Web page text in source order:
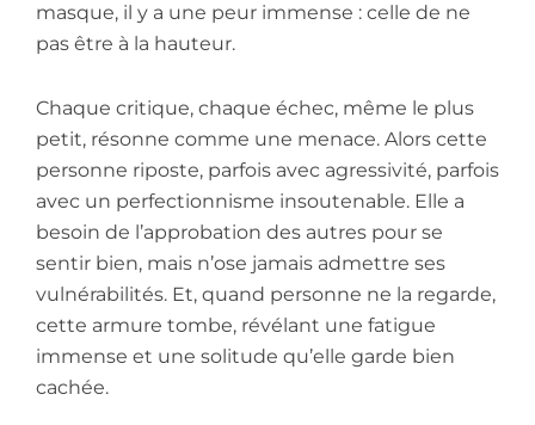
masque, il y a une peur immense : celle de ne
pas être à la hauteur.
Chaque critique, chaque échec, même le plus
petit, résonne comme une menace. Alors cette
personne riposte, parfois avec agressivité, parfois
avec un perfectionnisme insoutenable. Elle a
besoin de l’approbation des autres pour se
sentir bien, mais n’ose jamais admettre ses
vulnérabilités. Et, quand personne ne la regarde,
cette armure tombe, révélant une fatigue
immense et une solitude qu’elle garde bien
cachée.